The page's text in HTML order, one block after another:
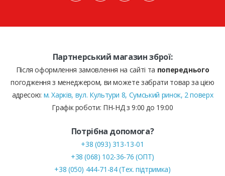
Партнерський магазин зброї:
Після оформлення замовлення на сайті та попереднього
погодження з менеджером, ви можете забрати товар за цією
адресою: м. Харків, вул. Культури 8, Сумський ринок, 2 поверх
Графік роботи: ПН-НД з 9:00 до 19:00
Потрібна допомога?
+38 (093) 313-13-01
+38 (068) 102-36-76 (ОПТ)
+38 (050) 444-71-84 (Тех. підтримка)